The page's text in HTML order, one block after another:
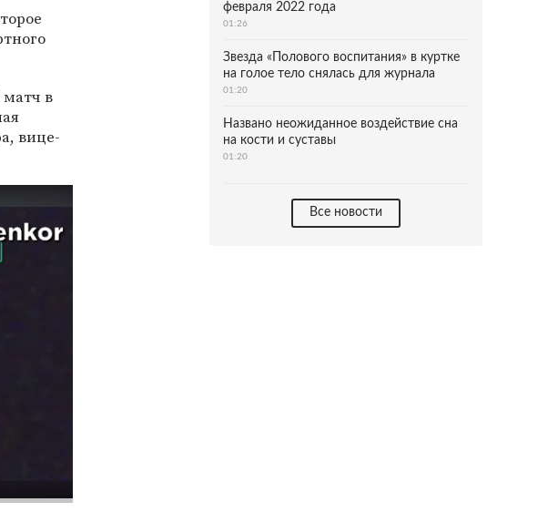
в
вице-
февраля 2022 года
01:26
Звезда «Полового воспитания» в куртке
на голое тело снялась для журнала
01:20
Названо неожиданное воздействие сна
на кости и суставы
01:20
Все новости